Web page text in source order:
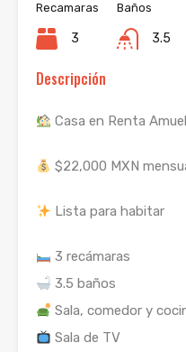
Recamaras
3
Baños
3.5
Descripción
Casa en Renta
$22,000 MXN
Lista para habitar
3 recámaras
3.5 baños
Sala, comedor y
Sala de TV